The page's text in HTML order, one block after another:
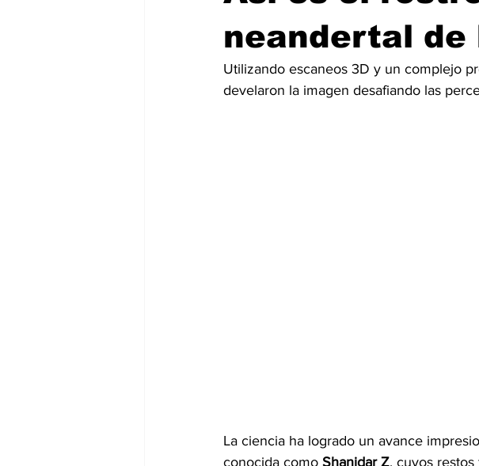
neandertal de
Utilizando escaneos 3D y un complejo
develaron la imagen desafiando las
La ciencia ha logrado un avance
conocida como Shanidar Z, cuyos